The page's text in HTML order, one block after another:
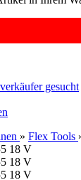
gesucht
» Flex Tools